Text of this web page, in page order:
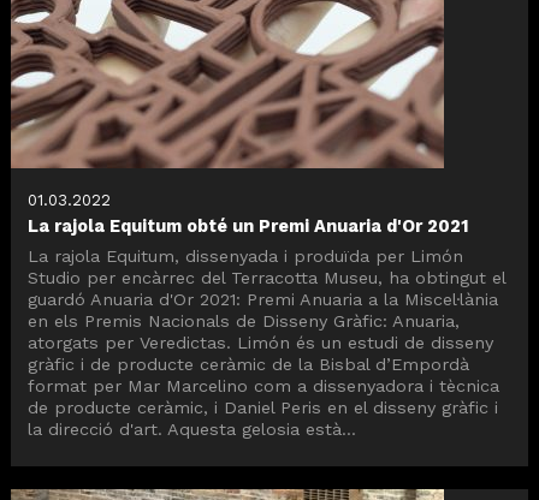
01.03.2022
La rajola Equitum obté un Premi Anuaria d'Or 2021
La rajola Equitum, dissenyada i produïda per Limón
Studio per encàrrec del Terracotta Museu, ha obtingut el
guardó Anuaria d'Or 2021: Premi Anuaria a la Miscel·lània
en els Premis Nacionals de Disseny Gràfic: Anuaria,
atorgats per Veredictas. Limón és un estudi de disseny
gràfic i de producte ceràmic de la Bisbal d’Empordà
format per Mar Marcelino com a dissenyadora i tècnica
de producte ceràmic, i Daniel Peris en el disseny gràfic i
la direcció d'art. Aquesta gelosia està...